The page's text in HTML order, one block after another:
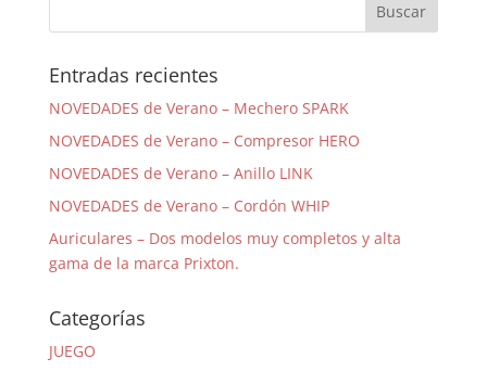
Entradas recientes
NOVEDADES de Verano – Mechero SPARK
NOVEDADES de Verano – Compresor HERO
NOVEDADES de Verano – Anillo LINK
NOVEDADES de Verano – Cordón WHIP
Auriculares – Dos modelos muy completos y alta
gama de la marca Prixton.
Categorías
JUEGO